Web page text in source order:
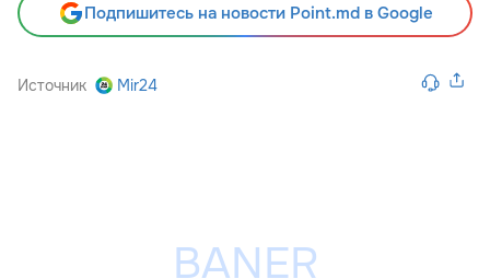
Подпишитесь на новости Point.md в Google
Источник Mir24